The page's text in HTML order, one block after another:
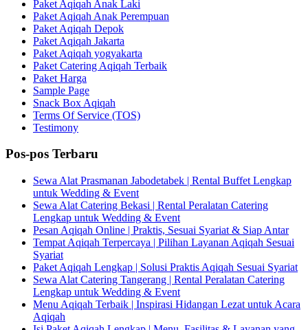
Paket Aqiqah Anak Laki
Paket Aqiqah Anak Perempuan
Paket Aqiqah Depok
Paket Aqiqah Jakarta
Paket Aqiqah yogyakarta
Paket Catering Aqiqah Terbaik
Paket Harga
Sample Page
Snack Box Aqiqah
Terms Of Service (TOS)
Testimony
Pos-pos Terbaru
Sewa Alat Prasmanan Jabodetabek | Rental Buffet Lengkap
untuk Wedding & Event
Sewa Alat Catering Bekasi | Rental Peralatan Catering
Lengkap untuk Wedding & Event
Pesan Aqiqah Online | Praktis, Sesuai Syariat & Siap Antar
Tempat Aqiqah Terpercaya | Pilihan Layanan Aqiqah Sesuai
Syariat
Paket Aqiqah Lengkap | Solusi Praktis Aqiqah Sesuai Syariat
Sewa Alat Catering Tangerang | Rental Peralatan Catering
Lengkap untuk Wedding & Event
Menu Aqiqah Terbaik | Inspirasi Hidangan Lezat untuk Acara
Aqiqah